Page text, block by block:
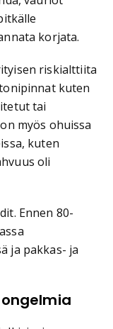
korjata.
riskialttiita
kuten
tai
myös ohuissa
kuten
oli
Ennen 80-
ja pakkas- ja